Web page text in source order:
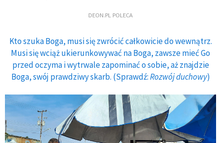
DEON.PL POLECA
Kto szuka Boga, musi się zwrócić całkowicie do wewnątrz.
Musi się wciąż ukierunkowywać na Boga, zawsze mieć Go
przed oczyma i wytrwale zapominać o sobie, aż znajdzie
Boga, swój prawdziwy skarb. (Sprawdź:Rozwój duchowy)